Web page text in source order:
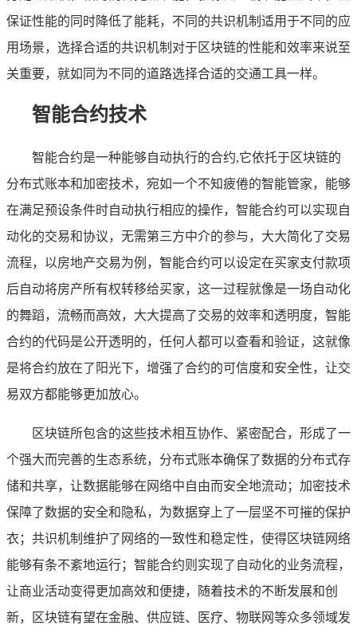
保证性能的同时降低了能耗，不同的共识机制适用于不同的应
用场景，选择合适的共识机制对于区块链的性能和效率来说至
关重要，就如同为不同的道路选择合适的交通工具一样。
智能合约技术
智能合约是一种能够自动执行的合约,它依托于区块链的
分布式账本和加密技术，宛如一个不知疲倦的智能管家，能够
在满足预设条件时自动执行相应的操作，智能合约可以实现自
动化的交易和协议，无需第三方中介的参与，大大简化了交易
流程，以房地产交易为例，智能合约可以设定在买家支付款项
后自动将房产所有权转移给买家，这一过程就像是一场自动化
的舞蹈，流畅而高效，大大提高了交易的效率和透明度，智能
合约的代码是公开透明的，任何人都可以查看和验证，这就像
是将合约放在了阳光下，增强了合约的可信度和安全性，让交
易双方都能够更加放心。
区块链所包含的这些技术相互协作、紧密配合，形成了一
个强大而完善的生态系统，分布式账本确保了数据的分布式存
储和共享，让数据能够在网络中自由而安全地流动；加密技术
保障了数据的安全和隐私，为数据穿上了一层坚不可摧的保护
衣；共识机制维护了网络的一致性和稳定性，使得区块链网络
能够有条不紊地运行；智能合约则实现了自动化的业务流程，
让商业活动变得更加高效和便捷，随着技术的不断发展和创
新，区块链有望在金融、供应链、医疗、物联网等众多领域发